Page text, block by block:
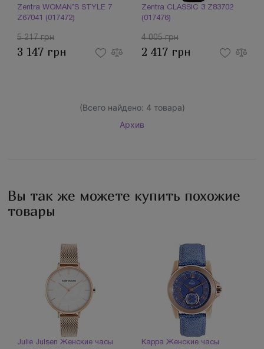
Zentra WOMAN’S STYLE 7
Z67041 (017472)
5 217 грн
3 147 грн
Zentra CLASSIC 3 Z83702
(017476)
4 005 грн
2 417 грн
(Всего найдено: 4 товара)
Архив
Вы так же можете купить похожие
товары
Julie Julsen Женские часы
Kappa Женские часы